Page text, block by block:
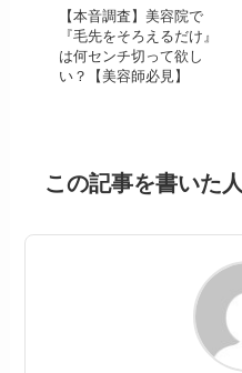
【本音調査】美容院で
『毛先をそろえるだけ』
は何センチ切って欲し
い？【美容師必見】
この記事を書いた人